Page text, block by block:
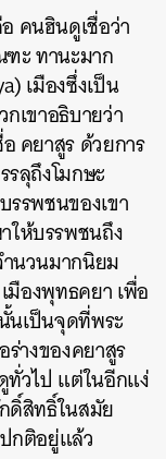
คนฮินดูเชื่อว่า
ะ ทานะมาก
เมืองซึ่งเป็น
เขาอธิบายว่า
คยาสูร ด้วยการ
ลุถึงโมกษะ
รพชนของเขา
ห้บรรพชนถึง
นวนมากนิยม
มืองพุทธคยา เพื่อ
นเป็นจุดที่พระ
างของคยาสูร
ทั่วไป แต่ในอีกแง่
ดิ์สิทธิ์ในสมัย
กติอยู่แล้ว
EMAIL